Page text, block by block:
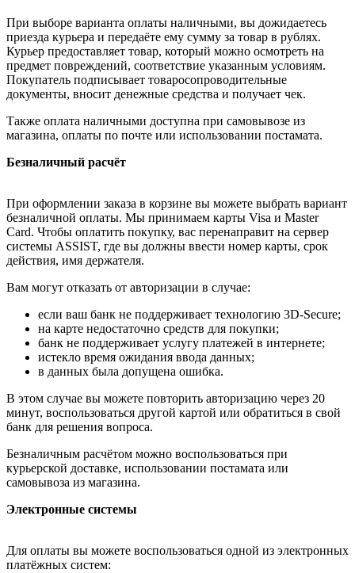
При выборе варианта оплаты наличными, вы дожидаетесь
приезда курьера и передаёте ему сумму за товар в рублях.
Курьер предоставляет товар, который можно осмотреть на
предмет повреждений, соответствие указанным условиям.
Покупатель подписывает товаросопроводительные
документы, вносит денежные средства и получает чек.
Также оплата наличными доступна при самовывозе из
магазина, оплаты по почте или использовании постамата.
Безналичный расчёт
При оформлении заказа в корзине вы можете выбрать вариант
безналичной оплаты. Мы принимаем карты Visa и Master
Card. Чтобы оплатить покупку, вас перенаправит на сервер
системы ASSIST, где вы должны ввести номер карты, срок
действия, имя держателя.
Вам могут отказать от авторизации в случае:
если ваш банк не поддерживает технологию 3D-Secure;
на карте недостаточно средств для покупки;
банк не поддерживает услугу платежей в интернете;
истекло время ожидания ввода данных;
в данных была допущена ошибка.
В этом случае вы можете повторить авторизацию через 20
минут, воспользоваться другой картой или обратиться в свой
банк для решения вопроса.
Безналичным расчётом можно воспользоваться при
курьерской доставке, использовании постамата или
самовывоза из магазина.
Электронные системы
Для оплаты вы можете воспользоваться одной из электронных
платёжных систем: